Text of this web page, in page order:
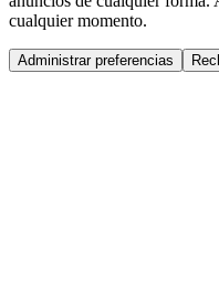
cualquier momento.
Administrar preferencias